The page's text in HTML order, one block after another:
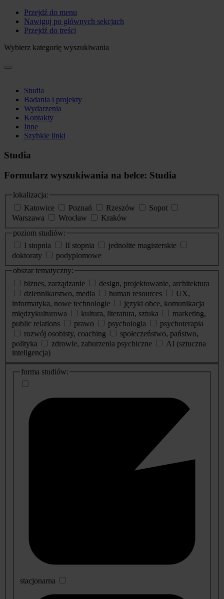
Przejdź do menu
Nawiguj po głównych sekcjach
Przejdź do treści
Wybierz kategorię wyszukiwania
Studia
Badania i projekty
Wydarzenia
Kontakty
Inne
Szybkie linki
Studia
Formularz wyszukiwania na belce: Studia
lokalizacja:
Katowice
Poznań Rzeszów
Sopot
Warszawa
Wrocław
Kraków
poziom studiów:
I stopnia
II stopnia
jednolite magisterskie
doktoraty
podyplomowe
obszar tematyczny:
biznes, zarządzanie
design, projektowanie, architektura
dziennikarstwo, media
human resources
UX,
informatyka, nowe technologie
języki obce, komunikacja
międzykulturowa
kultura, literatura, sztuka
marketing,
public relations
prawo psychologia
psychoterapia
rozwój osobisty, coaching
społeczeństwo, państwo,
polityka
zdrowie, zaburzenia psychiczne
AI (sztuczna
inteligencja)
dodatkowe
informacje
forma studiów:
stacjonarna